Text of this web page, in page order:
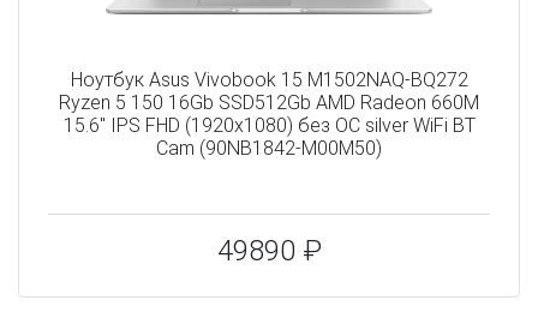
Ноутбук Asus Vivobook 15 M1502NAQ-BQ272
Ryzen 5 150 16Gb SSD512Gb AMD Radeon 660M
15.6" IPS FHD (1920x1080) без ОС silver WiFi BT
Cam (90NB1842-M00M50)
49890 ₽